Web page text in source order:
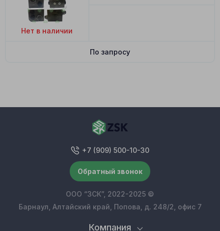
Нет в наличии
По запросу
Компания
+7 (909) 500-10-30
Обратный звонок
ООО “ЗСК”, 2022-2025 ©
Барнаул, Алтайский край, Попова, д. 248/2, офис 7